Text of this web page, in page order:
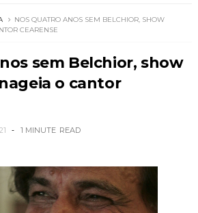
NOS QUATRO ANOS SEM BELCHIOR, SHOW
CEARENSE
sem Belchior, show
o cantor
1 MINUTE READ